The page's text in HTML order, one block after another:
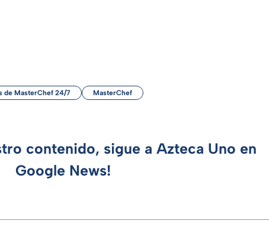
de MasterChef 24/7 MasterChef
contenido, sigue a Azteca Uno en
Google News!